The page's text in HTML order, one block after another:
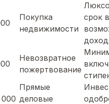
Покупка
недвижимости
срок
доход
Невозвратное
пожертвование
Прямые
деловые